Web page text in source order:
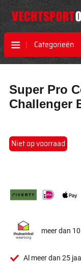
Categorieën
naar
het
einde
afbeeldingen-
gallerij
naar
het
begin
afbeeldingen-
gallerij
Super Pro
Challenger
Niet op voorraad
meer dan
Al meer dan 25